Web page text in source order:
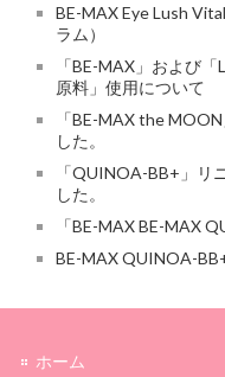
BE-MAX Eye Lush
ラム）
「BE-MAX」および
原料」使用について
「BE-MAX the
した。
「QUINOA-BB+」リ
した。
「BE-MAX BE-MAX
BE-MAX QUINOA-
ホーム